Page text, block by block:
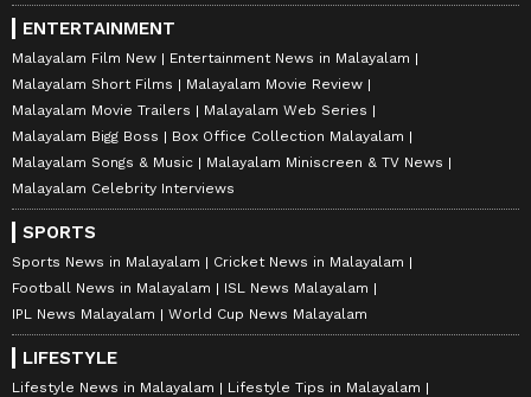
ENTERTAINMENT
Malayalam Film New
Entertainment News in Malayalam
Malayalam Short Films
Malayalam Movie Review
Malayalam Movie Trailers
Malayalam Web Series
Malayalam Bigg Boss
Box Office Collection Malayalam
Malayalam Songs & Music
Malayalam Miniscreen & TV News
Malayalam Celebrity Interviews
SPORTS
Sports News in Malayalam
Cricket News in Malayalam
Football News in Malayalam
ISL News Malayalam
IPL News Malayalam
World Cup News Malayalam
LIFESTYLE
Lifestyle News in Malayalam
Lifestyle Tips in Malayalam